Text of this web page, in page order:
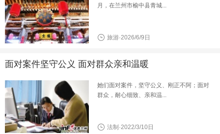
月，在兰州市榆中县青城...
旅游·2026/6/9日
面对案件坚守公义 面对群众亲和温暖
她们面对案件，坚守公义、刚正不阿；面对
群众，耐心细致、亲和温...
法制·2022/3/10日